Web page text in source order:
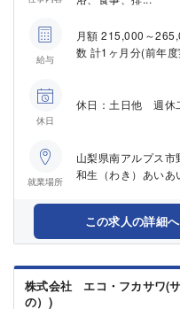
給与
月額 215,000～
数 計1ヶ月分(前年
休日
休日：土日他 週休
就業場所
山梨県南アルプス
和生（わき）あい
この求人の詳細へ
株式会社 エコ・フカサワ(
の）)